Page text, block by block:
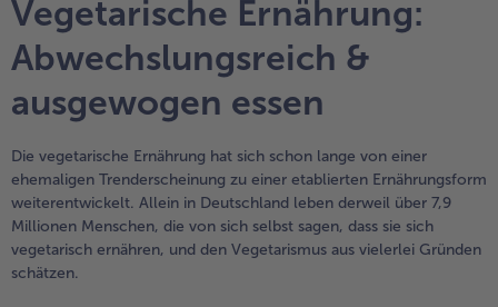
Geflügel
alle Geflügel
Fleischersatz
alle Fleischersatz
alle Pizza
Snacks
alle Snacks
Online Exklusiv
alle Online Exklusiv
Länderküche
alle Länderküche
alle Vegetarisch & Vegan
BIO
alle BIO
Entdecke köstliche Rezepte
Vegetarische Ernährung:
Abwechslungsreich &
ausgewogen essen
Die vegetarische Ernährung hat sich schon lange von einer
ehemaligen Trenderscheinung zu einer etablierten Ernährungsform
weiterentwickelt. Allein in Deutschland leben derweil über 7,9
Millionen Menschen, die von sich selbst sagen, dass sie sich
vegetarisch ernähren, und den Vegetarismus aus vielerlei Gründen
schätzen.